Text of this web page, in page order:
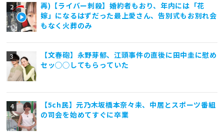
再)【ライバー刺殺】婚約者もおり、年内には「花
嫁」になるはずだった最上愛さん、告別式もお別れ会
もなく火葬のみ
【文春砲】永野芽郁、江頭事件の直後に田中圭に慰め
セッ◯◯してもらっていた
【5ch民】元乃木坂橋本奈々未、中居とスポーツ番組
の司会を始めてすぐに卒業